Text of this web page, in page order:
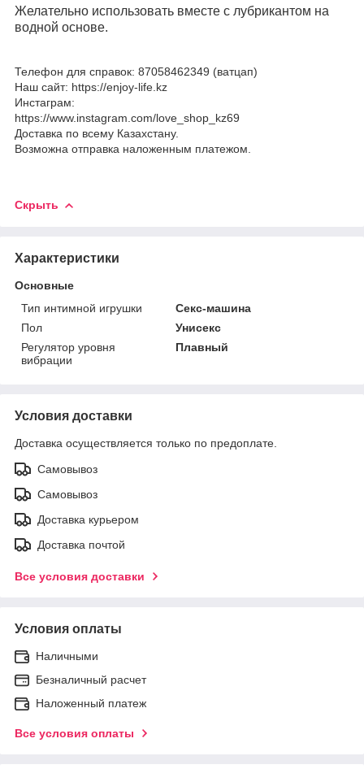
Желательно использовать вместе с лубрикантом на
водной основе.
Телефон для справок: 87058462349 (ватцап)
Наш сайт: https://enjoy-life.kz
Инстаграм:
https://www.instagram.com/love_shop_kz69
Доставка по всему Казахстану.
Возможна отправка наложенным платежом.
Скрыть
Характеристики
Основные
Тип интимной игрушки
Секс-машина
Пол
Унисекс
Регулятор уровня
вибрации
Плавный
Условия доставки
Доставка осуществляется только по предоплате.
Самовывоз
Самовывоз
Доставка курьером
Доставка почтой
Все условия доставки
Условия оплаты
Наличными
Безналичный расчет
Наложенный платеж
Все условия оплаты